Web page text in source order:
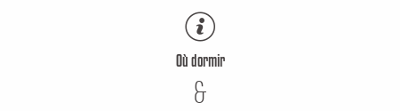
Où dormir
&